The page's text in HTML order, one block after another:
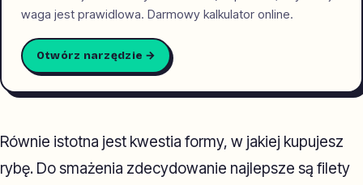
waga jest prawidlowa. Darmowy kalkulator online.
Otwórz narzędzie →
Równie istotna jest kwestia formy, w jakiej kupujesz
rybę. Do smażenia zdecydowanie najlepsze są filety